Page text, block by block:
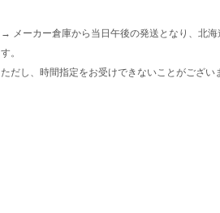
→ メーカー倉庫から当日午後の発送となり、北
す。
ただし、時間指定をお受けできないことがござい